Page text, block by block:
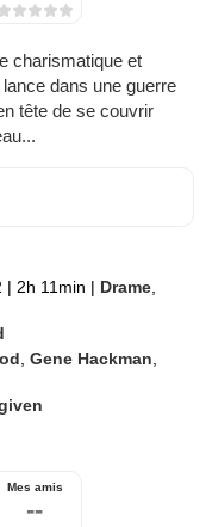
charismatique et
dans une guerre
tête de se couvrir
| 2h 11min | Drame
,Gene Hackman
Mes amis
--